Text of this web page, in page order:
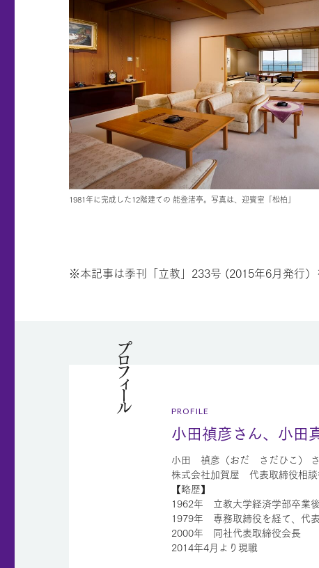
1981年に完成した12階建ての 能登渚亭。写真は、迎賓室「松柏」
※本記事は季刊「立教」233号 (2015年6月発行
プロフィール
PROFILE
小田禎彦さん、小田
小田 禎彦（おだ さだひこ）
株式会社加賀屋 代表取締役相
【略歴】
1962年 立教大学経済学部卒業
1979年 専務取締役を経て、代
2000年 同社代表取締役会長
2014年4月より現職